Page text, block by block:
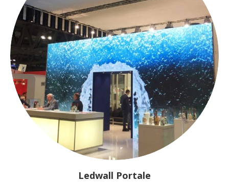
Ledwall Portale